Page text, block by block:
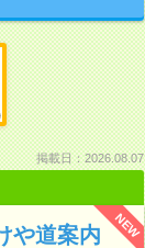
掲載日：2026.08.07
NEW
や道案内